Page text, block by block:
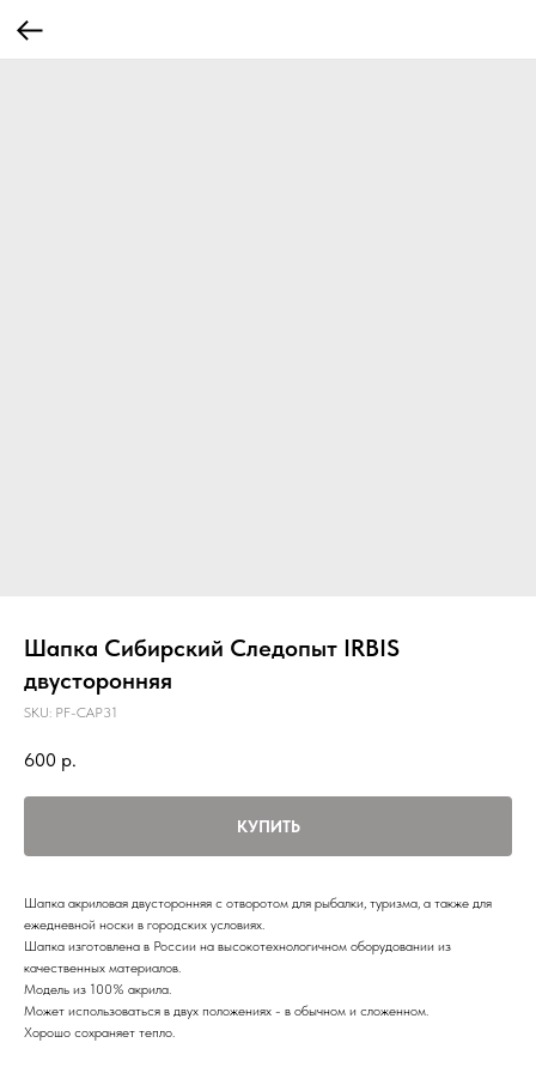
Шапка Сибирский Следопыт IRBIS
двусторонняя
SKU: PF-CAP31
600 р.
КУПИТЬ
Шапка акриловая двусторонняя с отворотом для рыбалки, туризма, а также для
ежедневной носки в городских условиях.
Шапка изготовлена в России на высокотехнологичном оборудовании из
качественных материалов.
Модель из 100% акрила.
Может использоваться в двух положениях - в обычном и сложенном.
Хорошо сохраняет тепло.